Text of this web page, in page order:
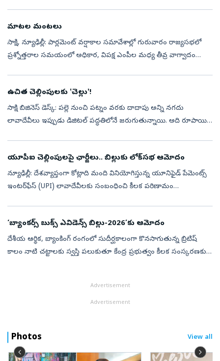
మాటల మంటలు
సాక్షి, న్యూఢిల్లీ: పార్లమెంట్‌ వర్షాకాల సమావేశాల్లో గురువారం రాజ్యసభలో
ప్రశ్నోత్తరాల సమయంలో అధికార, విపక్ష ఎంపీల మధ్య తీవ్ర వాగ్వాదం
ఉచిత చెల్లింపులకు 'చెల్లు'!
సాక్షి బిజినెస్‌ డెస్క్‌: పల్లె నుంచి పట్నం వరకు దాదాపు అన్ని నగదు
లావాదేవీలు ఇప్పుడు డిజిటల్‌ పద్ధతిలోనే జరుగుతున్నాయి. అది రూపాయి
యూపీఐ చెల్లింపులపై ఛార్జీలు.. బిల్లుకు లోక్‌సభ ఆమోదం
న్యూఢిల్లీ: దేశవ్యాప్తంగా కోట్లాది మంది వినియోగిస్తున్న యూనిఫైడ్ పేమెంట్స్
ఇంటర్‌ఫేస్ (UPI) లావాదేవీలకు సంబంధించి కీలక పరిణామం
‘బ్యాంకర్స్ బుక్స్ ఎవిడెన్స్ బిల్లు-2026’కు ఆమోదం
దేశీయ ఆర్థిక, బ్యాంకింగ్ రంగంలో సుదీర్ఘకాలంగా కొనసాగుతున్న బ్రిటిష్
కాలం నాటి చట్టాలకు స్వస్తి పలుకుతూ కేంద్ర ప్రభుత్వం కీలక సంస్కరణకు
Advertisement
Advertisement
Photos View all